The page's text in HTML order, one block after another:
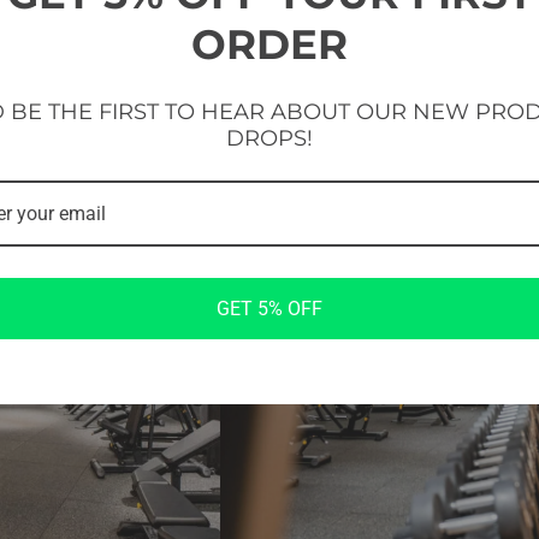
ORDER
BE THE FIRST TO HEAR ABOUT OUR NEW
DROPS!
GET 5% OFF